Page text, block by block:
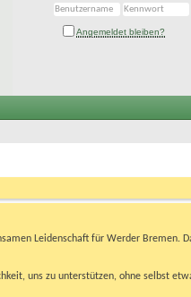
Angemeldet bleiben?
Leidenschaft für Werder Bremen.
uns zu unterstützen, ohne selbst